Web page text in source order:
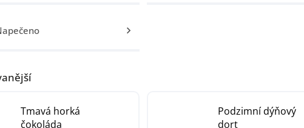
Tmavá horká
čokoláda
Podzimní dýňový
dort